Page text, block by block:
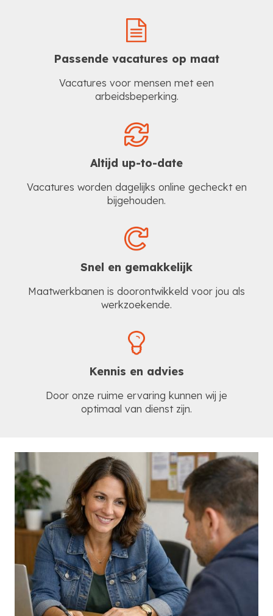
Passende vacatures op maat
Vacatures voor mensen met een
arbeidsbeperking.
Altijd up-to-date
Vacatures worden dagelijks online gecheckt en
bijgehouden.
Snel en gemakkelijk
Maatwerkbanen is doorontwikkeld voor jou als
werkzoekende.
Kennis en advies
Door onze ruime ervaring kunnen wij je
optimaal van dienst zijn.